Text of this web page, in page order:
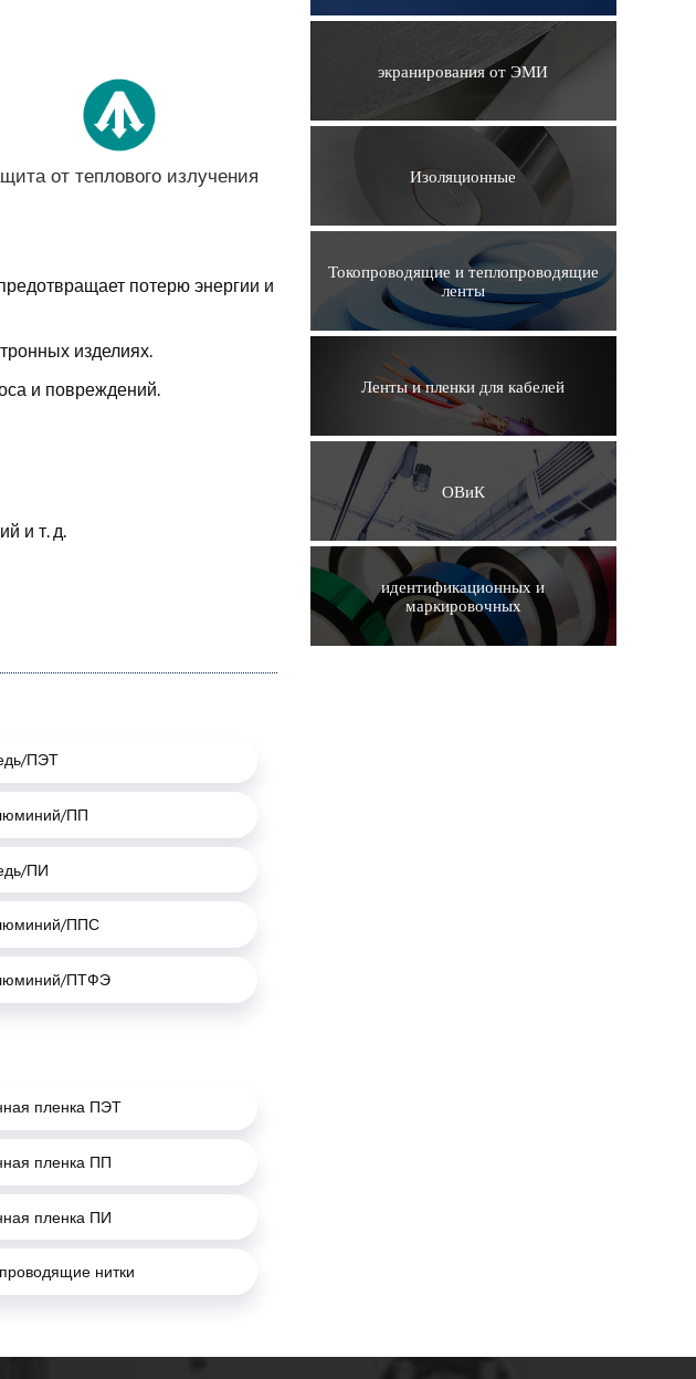
от теплового излучения
потерю энергии и
изделиях.
и повреждений.
и т. д.
ПЭТ
ПП
ПИ
ППС
ПТФЭ
пленка ПЭТ
пленка ПП
пленка ПИ
нитки
экранирования от ЭМИ
Изоляционные
Токопроводящие и теплопроводящие
ленты
Ленты и пленки для кабелей
ОВиК
идентификационных и
маркировочных